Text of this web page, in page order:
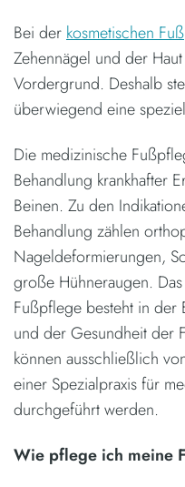
Bei der kosmetischen
Zehennägel und der
Vordergrund. Deshalb
überwiegend eine
Die medizinische
Behandlung krankhafter
Beinen. Zu den
Behandlung zählen
Nageldeformierungen,
große Hühneraugen.
Fußpflege besteht in der
und der Gesundheit der
können ausschließlich
einer Spezialpraxis für
durchgeführt werden.
Wie pflege ich meine